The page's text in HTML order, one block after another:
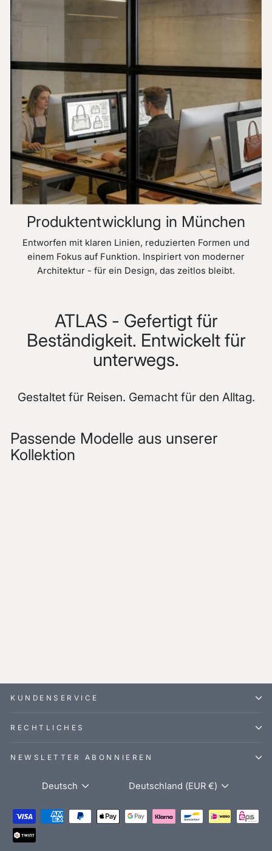
Produktentwicklung in München
Entworfen mit klaren Linien, reduzierten Formen und
einem Fokus auf Funktion. Inspiriert von moderner
Architektur - für ein Design, das zeitlos bleibt.
ATLAS - Gefertigt für
Beständigkeit. Entwickelt für
unterwegs.
Gestaltet für Reisen. Gemacht für den Alltag.
Passende Modelle aus unserer
Kollektion
KUNDENSERVICE
RECHTLICHES
NEWSLETTER ABONNIEREN
Sprache
Deutsch Währung
Deutschland (EUR €)